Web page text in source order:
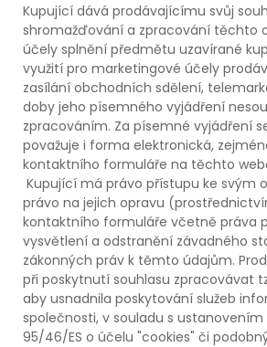
Kupující dává prodávajícímu svůj
shromažďování a zpracování těchto
účely splnění předmětu uzavírané
využití pro marketingové účely
zasílání obchodních sdělení,
doby jeho písemného vyjádření
zpracováním. Za písemné vyjádření
považuje i forma elektronická,
kontaktního formuláře na těchto
Kupující má právo přístupu ke svým
právo na jejich opravu
kontaktního formuláře včetně práva
vysvětlení a odstranění závadného
zákonných práv k těmto údajům.
při poskytnutí souhlasu zpracovávat
aby usnadnila poskytování služeb
společnosti, v souladu s ustanovením
95/46/ES o účelu "cookies" či